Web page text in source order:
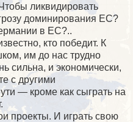
ликвидировать
доминирования ЕС?
в ЕС?..
кто победит. К
им до нас трудно
сильна, и экономически,
с другими
— кроме как сыграть на
проекты. И играть свою